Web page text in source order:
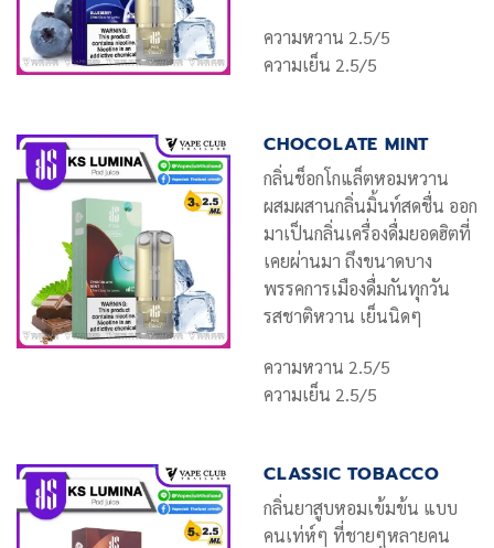
ความหวาน 2.5/5
ความเย็น 2.5/5
CHOCOLATE MINT
กลิ่นช็อกโกแล็ตหอมหวาน
ผสมผสานกลิ่นมิ้นท์สดชื่น ออก
มาเป็นกลิ่นเครื่องดื่มยอดฮิตที่
เคยผ่านมา ถึงขนาดบาง
พรรคการเมืองดื่มกันทุกวัน
รสชาติหวาน เย็นนิดๆ
ความหวาน 2.5/5
ความเย็น 2.5/5
CLASSIC TOBACCO
กลิ่นยาสูบหอมเข้มข้น แบบ
คนเท่ห์ๆ ที่ชายๆหลายคน